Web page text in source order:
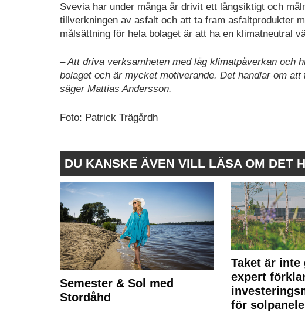
Svevia har under många år drivit ett långsiktigt och
tillverkningen av asfalt och att ta fram asfaltprodukter
målsättning för hela bolaget är att ha en klimatneutral
– Att driva verksamheten med låg klimatpåverkan och
bolaget och är mycket motiverande. Det handlar om
säger Mattias Andersson.
Foto: Patrick Trägårdh
DU KANSKE ÄVEN VILL LÄSA OM DET
Semester & Sol med
Stordåhd
Taket är inte
expert
för